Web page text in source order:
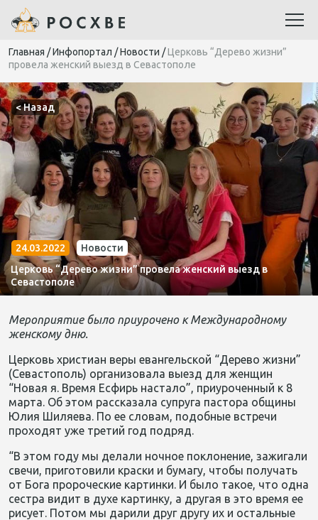
Главная /Инфопортал /Новости /Церковь “Дерево жизни”
провела женский выезд в Севастополе
< Назад
24.03.2022
Новости
Церковь “Дерево жизни” провела женский выезд в
Севастополе
Мероприятие было приурочено к Международному
женскому дню.
Церковь христиан веры евангельской “Дерево жизни”
(Севастополь) организовала выезд для женщин
“Новая я. Время Есфирь настало”, приуроченный к 8
марта. Об этом рассказала супруга пастора общины
Юлия Шиляева. По ее словам, подобные встречи
проходят уже третий год подряд.
“В этом году мы делали ночное поклонение, зажигали
свечи, приготовили краски и бумагу, чтобы получать
от Бога пророческие картинки. И было такое, что одна
сестра видит в духе картинку, а другая в это время ее
рисует. Потом мы дарили друг другу их и остальные